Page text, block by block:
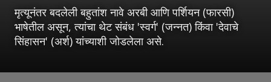
मृत्यूनंतर बदलेली बहुतांश नावे अरबी आणि पर्शियन (फारसी)
भाषेतील असून, त्यांचा थेट संबंध 'स्वर्ग' (जन्नत) किंवा 'देवाचे
सिंहासन' (अर्श) यांच्याशी जोडलेला असे.